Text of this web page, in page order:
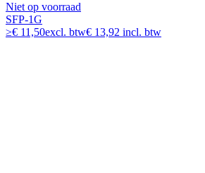
Niet op voorraad
SFP-1G
≥€ 11,50excl. btw€ 13,92 incl. btw